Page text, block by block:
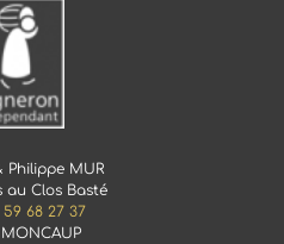
Philippe MUR
au Clos Basté
59 68 27 37